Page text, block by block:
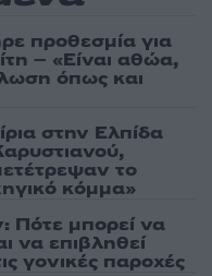
προθεσμία για
– «Είναι αθώα,
όπως και
στην Ελπίδα
το
κόμμα»
Πότε μπορεί να
να επιβληθεί
γονικές παροχές